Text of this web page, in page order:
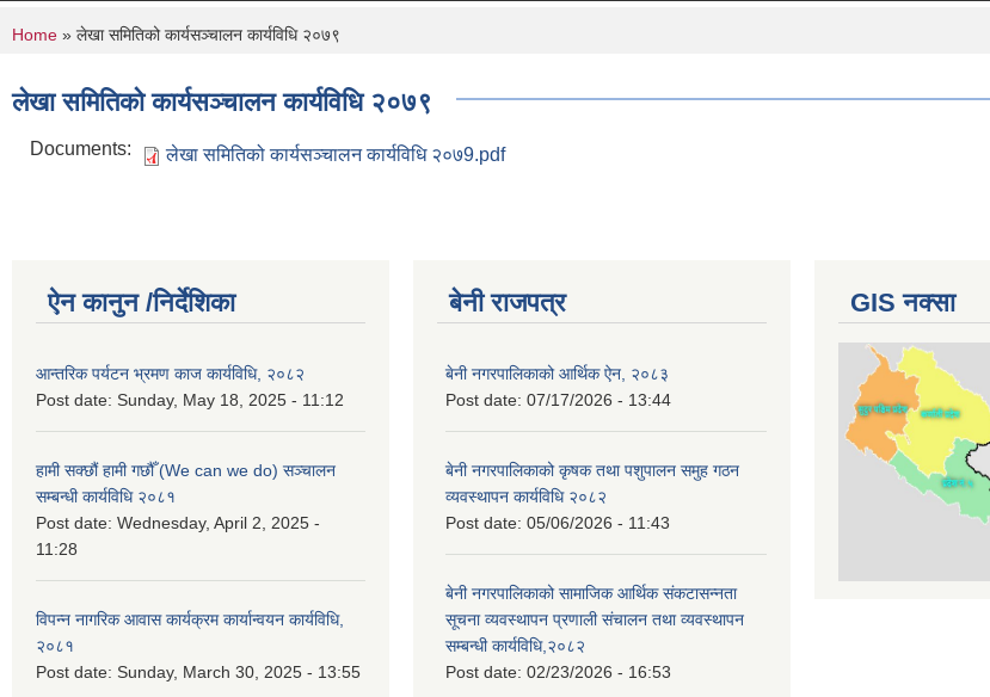
You are here
Home » लेखा समितिको कार्यसञ्चालन कार्यविधि २०७९
लेखा समितिको कार्यसञ्चालन कार्यविधि २०७९
Documents: लेखा समितिको कार्यसञ्चालन कार्यविधि २०७9.pdf
ऐन कानुन /निर्देशिका
आन्तरिक पर्यटन भ्रमण काज कार्यविधि, २०८२
Post date: Sunday, May 18, 2025 - 11:12
हामी सक्छौं हामी गछौँ (We can we do) सञ्चालन
सम्बन्धी कार्यविधि २०८१
Post date: Wednesday, April 2, 2025 -
11:28
विपन्न नागरिक आवास कार्यक्रम कार्यान्वयन कार्यविधि,
२०८१
Post date: Sunday, March 30, 2025 - 13:55
बेनी राजपत्र
बेनी नगरपालिकाको आर्थिक ऐन, २०८३
Post date: 07/17/2026 - 13:44
बेनी नगरपालिकाको कृषक तथा पशुपालन समुह गठन
व्यवस्थापन कार्यविधि २०८२
Post date: 05/06/2026 - 11:43
बेनी नगरपालिकाको सामाजिक आर्थिक संकटासन्नता
सूचना व्यवस्थापन प्रणाली संचालन तथा व्यवस्थापन
सम्बन्धी कार्यविधि,२०८२
Post date: 02/23/2026 - 16:53
GIS नक्सा